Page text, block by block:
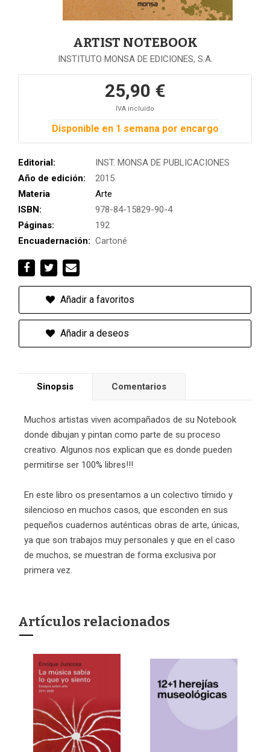
ARTIST NOTEBOOK
INSTITUTO MONSA DE EDICIONES, S.A.
25,90 €
IVA incluido
Disponible en 1 semana por encargo
Editorial:
INST. MONSA DE PUBLICACIONES
Año de edición:
2015
Materia
Arte
ISBN:
978-84-15829-90-4
Páginas:
192
Encuadernación: Cartoné
Añadir a favoritos
Añadir a deseos
Sinopsis Comentarios
Muchos artistas viven acompañados de su Notebook
donde dibujan y pintan como parte de su proceso
creativo. Algunos nos explican que es donde pueden
permitirse ser 100% libres!!!
En este libro os presentamos a un colectivo tímido y
silencioso en muchos casos, que esconden en sus
pequeños cuadernos auténticas obras de arte, únicas,
ya que son trabajos muy personales y que en el caso
de muchos, se muestran de forma exclusiva por
primera vez.
Artículos relacionados